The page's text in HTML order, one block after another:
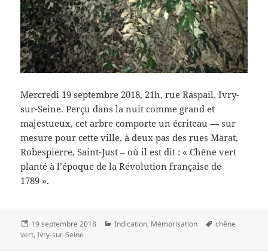
Mercredi 19 septembre 2018, 21h, rue Raspail, Ivry-
sur-Seine. Perçu dans la nuit comme grand et
majestueux, cet arbre comporte un écriteau — sur
mesure pour cette ville, à deux pas des rues Marat,
Robespierre, Saint-Just – où il est dit : « Chêne vert
planté à l’époque de la Révolution française de
1789 ».
Publié
le
19 septembre 2018 Catégories
Indication, Mémorisation
Mots-
chêne
vert,Ivry-sur-Seine